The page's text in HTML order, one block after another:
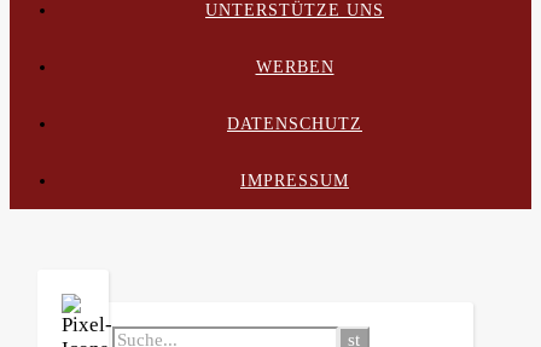
UNTERSTÜTZE UNS
WERBEN
DATENSCHUTZ
IMPRESSUM